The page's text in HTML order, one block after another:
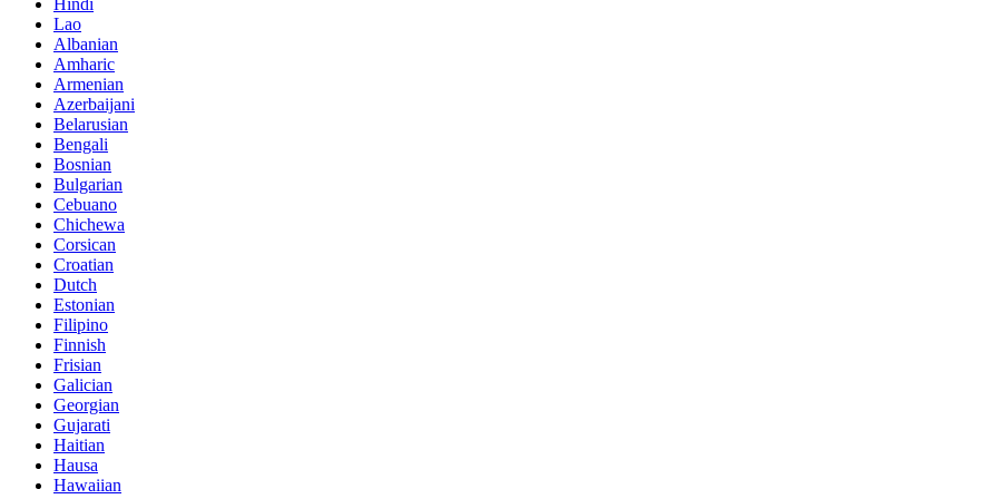
Hindi
Lao
Albanian
Amharic
Armenian
Azerbaijani
Belarusian
Bengali
Bosnian
Bulgarian
Cebuano
Chichewa
Corsican
Croatian
Dutch
Estonian
Filipino
Finnish
Frisian
Galician
Georgian
Gujarati
Haitian
Hausa
Hawaiian